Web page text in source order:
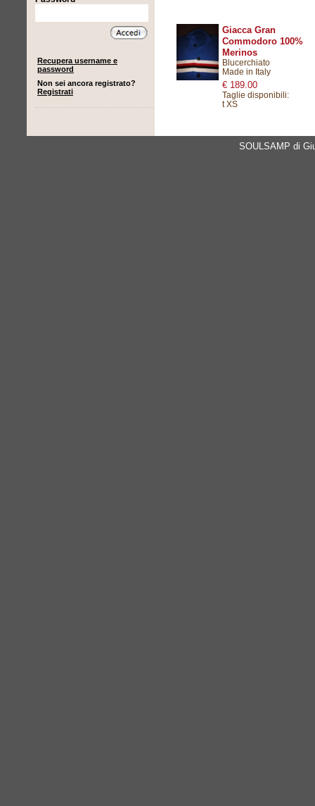
Recupera username e
password
Non sei ancora registrato?
Registrati
Giacca Gran
Commodoro 100%
Merinos
Blucerchiato
Made in Italy
€ 189.00
Taglie disponibili:
t XS
SOULSAMP di